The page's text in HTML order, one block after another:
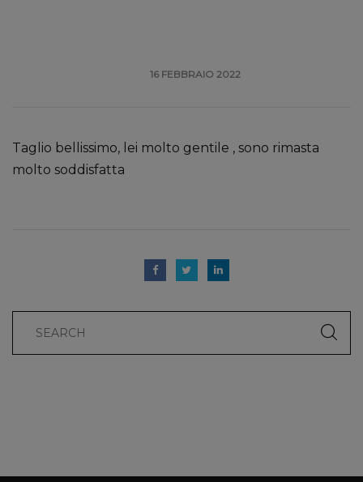
16 FEBBRAIO 2022
Taglio bellissimo, lei molto gentile , sono rimasta
molto soddisfatta